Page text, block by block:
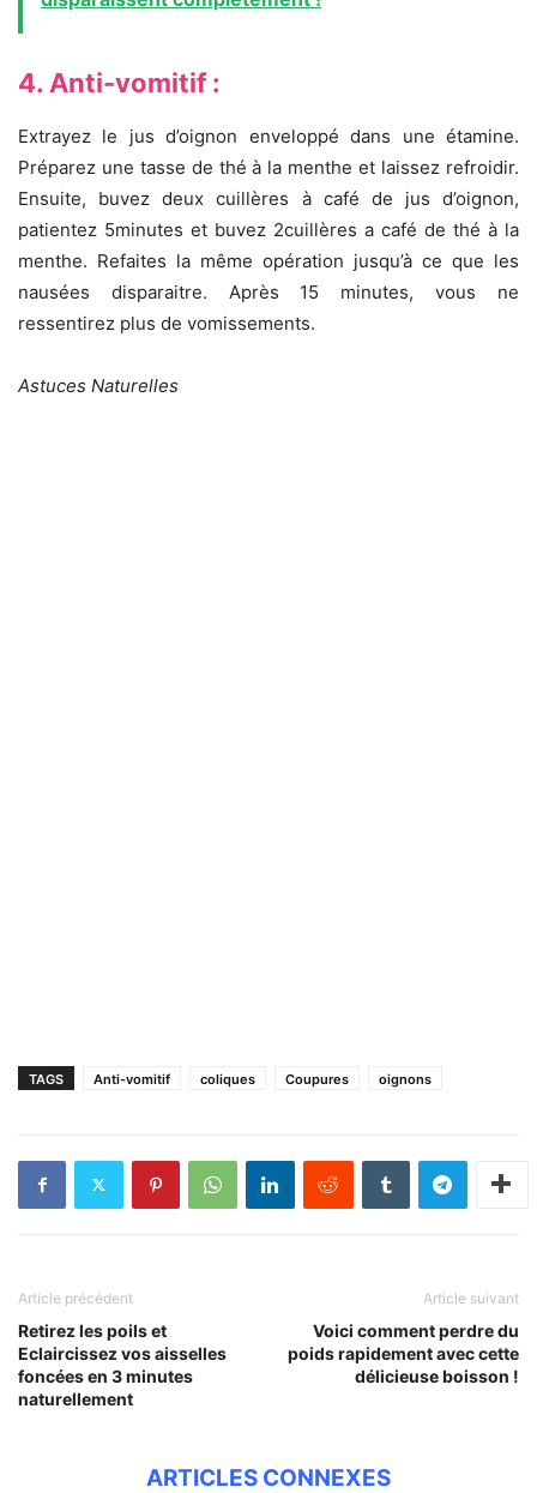
4. Anti-vomitif :
Extrayez le jus d’oignon enveloppé dans une étamine.
Préparez une tasse de thé à la menthe et laissez refroidir.
Ensuite, buvez deux cuillères à café de jus d’oignon,
patientez 5minutes et buvez 2cuillères a café de thé à la
menthe. Refaites la même opération jusqu’à ce que les
nausées disparaitre. Après 15 minutes, vous ne
ressentirez plus de vomissements.
Astuces Naturelles
TAGS Anti-vomitif coliques Coupures oignons
Article précédent
Retirez les poils et
Eclaircissez vos aisselles
foncées en 3 minutes
naturellement
Article suivant
Voici comment perdre du
poids rapidement avec cette
délicieuse boisson !
ARTICLES CONNEXES